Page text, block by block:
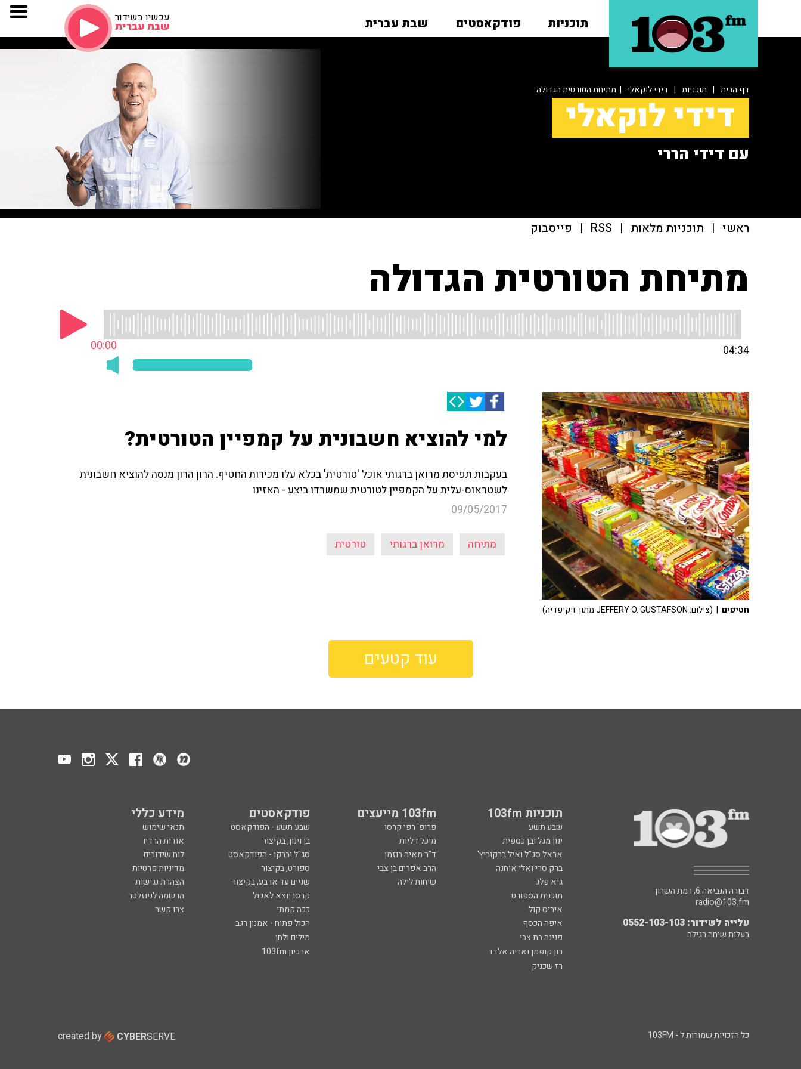
תוכניות פודקאסטים שבת עברית עכשיו בשידור
שבת עברית
דף הבית | תוכניות | דידי לוקאלי | מתיחת הטורטית הגדולה
דידי לוקאלי
עם דידי הררי
ראשי | תוכניות מלאות |
RSS
| פייסבוק
מתיחת הטורטית הגדולה
00:00 04:34
למי להוציא חשבונית על קמפיין הטורטית?
בעקבות תפיסת מרואן ברגותי אוכל 'טורטית' בכלא עלו מכירות החטיף. הרון הרון מנסה להוציא חשבונית
לשטראוס-עלית על הקמפיין לטורטית שמשרדו ביצע - האזינו
09/05/2017
מתיחה מרואן ברגותי טורטית
חטיפים | (צילום: JEFFERY O. GUSTAFSON מתוך ויקיפדיה)
עוד קטעים
תוכניות 103fm 103fm מייעצים פודקאסטים מידע כללי
שבע תשע פרופ' רפי קרסו שבע תשע - הפודקאסט
תנאי שימוש
ינון מגל ובן כספית
מיכל דליות בן וינון, בקיצור
אודות הרדיו
אראל סג"ל ואיל ברקוביץ'
ד"ר מאיה רוזמן סג"ל וברקו - הפודקאסט
לוח שידורים
ברק סרי ואלי אוחנה
הרב אפרים בן צבי ספורט, בקיצור
מדיניות פרטיות
גיא פלג
שיחות לילה שניים עד ארבע, בקיצור
הצהרת נגישות
תוכנית הספורט
קרסו יוצא לאכול
הרשמה לניוזלטר
איריס קול
ככה קמתי
צרו קשר
איפה הכסף
הכול פתוח - אמנון רגב
פנינה בת צבי
מילים ולחן
רון קופמן ואריה אלדד
ארכיון 103fm
רז שכניק
דבורה הנביאה 6, רמת השרון
radio@103.fm
עלייה לשידור: 0552-103-103
בעלות שיחה רגילה
כל הזכויות שמורות ל - 103FM created by CYBERSERVE